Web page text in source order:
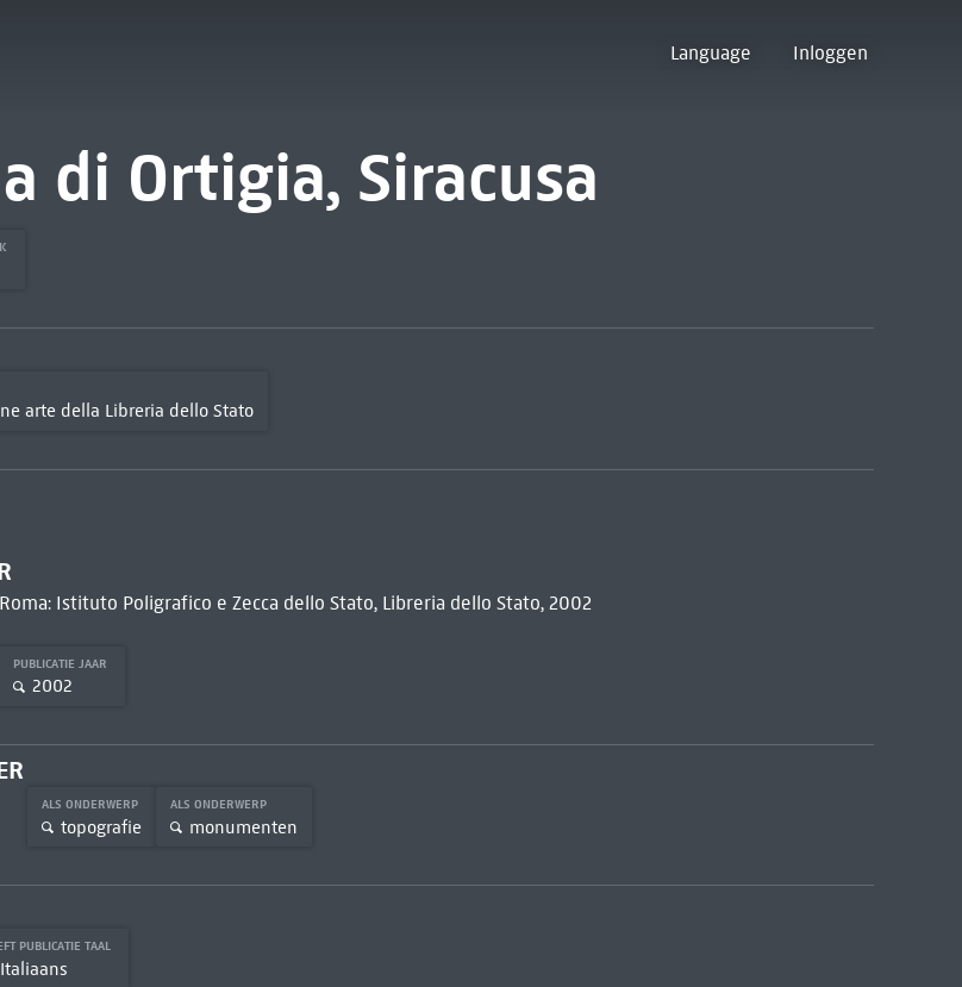
Language Inloggen
di Ortigia, Siracusa
arte della Libreria dello Stato
Roma: Istituto Poligrafico e Zecca dello Stato, Libreria dello Stato, 2002
PUBLICATIE JAAR
2002
ALS ONDERWERP
topografie
ALS ONDERWERP
monumenten
PUBLICATIE TAAL
Italiaans